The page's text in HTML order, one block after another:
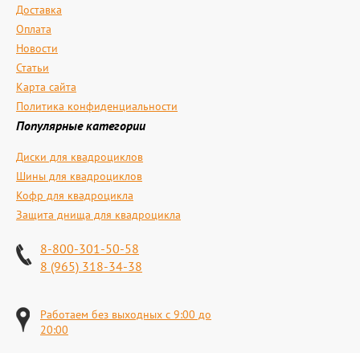
Доставка
Оплата
Новости
Статьи
Карта сайта
Политика конфиденциальности
Популярные категории
Диски для квадроциклов
Шины для квадроциклов
Кофр для квадроцикла
Защита днища для квадроцикла
8-800-301-50-58
8 (965) 318-34-38
Работаем без выходных с 9:00 до
20:00